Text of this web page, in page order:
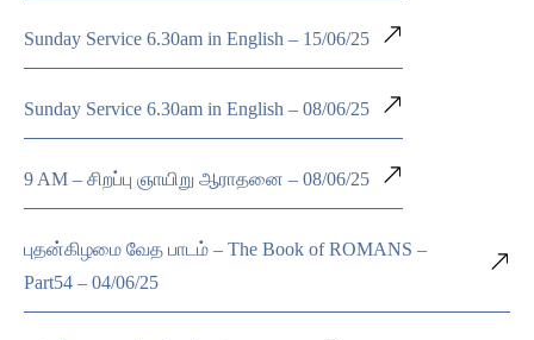
Sunday Service 6.30am in English – 15/06/25
Sunday Service 6.30am in English – 08/06/25
9 AM – சிறப்பு ஞாயிறு ஆராதனை – 08/06/25
புதன்கிழமை வேத பாடம் – The Book of ROMANS –
Part54 – 04/06/25